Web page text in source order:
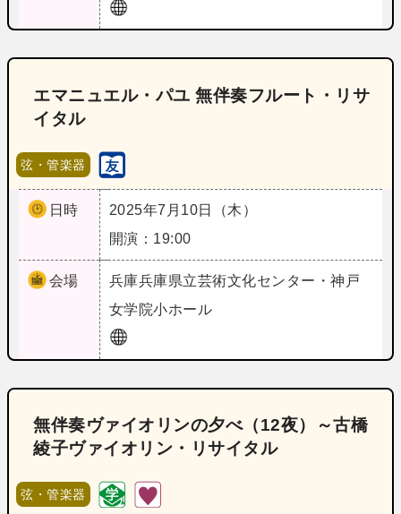
エマニュエル・パユ 無伴奏フルート・リサ
イタル
弦・管楽器
日時
2025年7月10日（木）
開演：19:00
会場 兵庫兵庫県立芸術文化センター・神戸
女学院小ホール
無伴奏ヴァイオリンの夕べ（12夜）～古橋
綾子ヴァイオリン・リサイタル
弦・管楽器